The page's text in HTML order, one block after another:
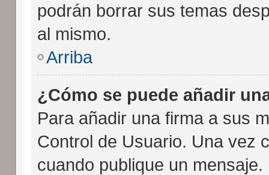
podrán borrar sus temas
al mismo.
Arriba
¿Cómo se puede añadir
Para añadir una firma a sus
Control de Usuario. Una vez
cuando publique un